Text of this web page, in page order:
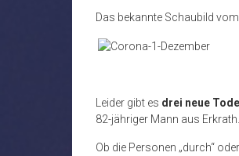
Das bekannte Schaubild
Leider gibt es drei neue
82-jähriger Mann aus Erkrath
Ob die Personen „durch“